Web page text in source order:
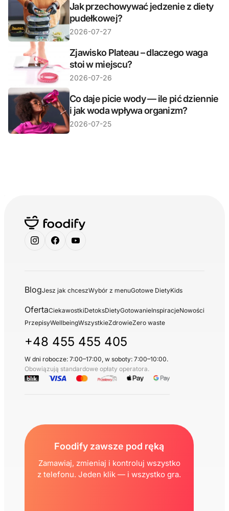
Jak przechowywać jedzenie z diety
pudełkowej?
2026-07-27
Zjawisko Plateau – dlaczego waga
stoi w miejscu?
2026-07-26
Co daje picie wody — ile pić dziennie
i jak woda wpływa organizm?
2026-07-25
BlogJesz jak chceszWybór z menuGotowe DietyKids
OfertaCiekawostkiDetoksDietyGotowanieInspiracjeNowości
PrzepisyWellbeingWszystkieZdrowieZero waste
+48 455 455 405
W dni robocze: 7:00–17:00, w soboty: 7:00–10:00.
Obowiązują standardowe opłaty operatora.
Foodify zawsze pod ręką
Zamawiaj, zmieniaj i kontroluj wszystko
z telefonu. Jeden klik — i wszystko gra.